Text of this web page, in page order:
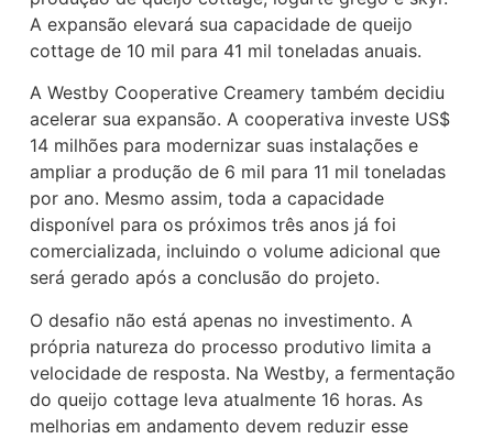
A expansão elevará sua capacidade de queijo
cottage de 10 mil para 41 mil toneladas anuais.
A Westby Cooperative Creamery também decidiu
acelerar sua expansão. A cooperativa investe US$
14 milhões para modernizar suas instalações e
ampliar a produção de 6 mil para 11 mil toneladas
por ano. Mesmo assim, toda a capacidade
disponível para os próximos três anos já foi
comercializada, incluindo o volume adicional que
será gerado após a conclusão do projeto.
O desafio não está apenas no investimento. A
própria natureza do processo produtivo limita a
velocidade de resposta. Na Westby, a fermentação
do queijo cottage leva atualmente 16 horas. As
melhorias em andamento devem reduzir esse